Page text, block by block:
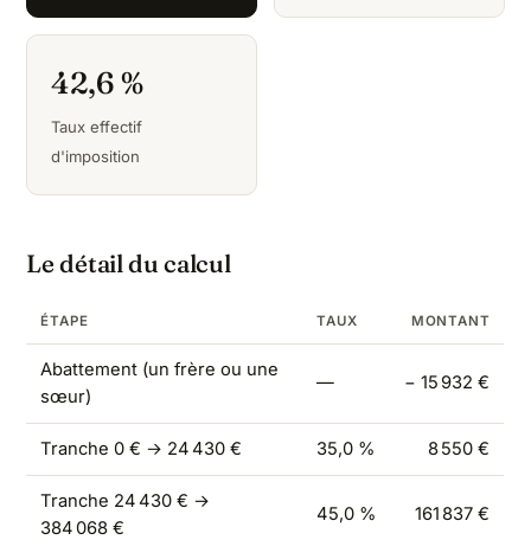
42,6 %
Taux effectif
d'imposition
Le détail du calcul
ÉTAPE TAUX MONTANT
Abattement (un frère ou une
sœur)
— − 15 932 €
Tranche 0 € → 24 430 € 35,0 % 8 550 €
Tranche 24 430 € →
384 068 €
45,0 % 161 837 €